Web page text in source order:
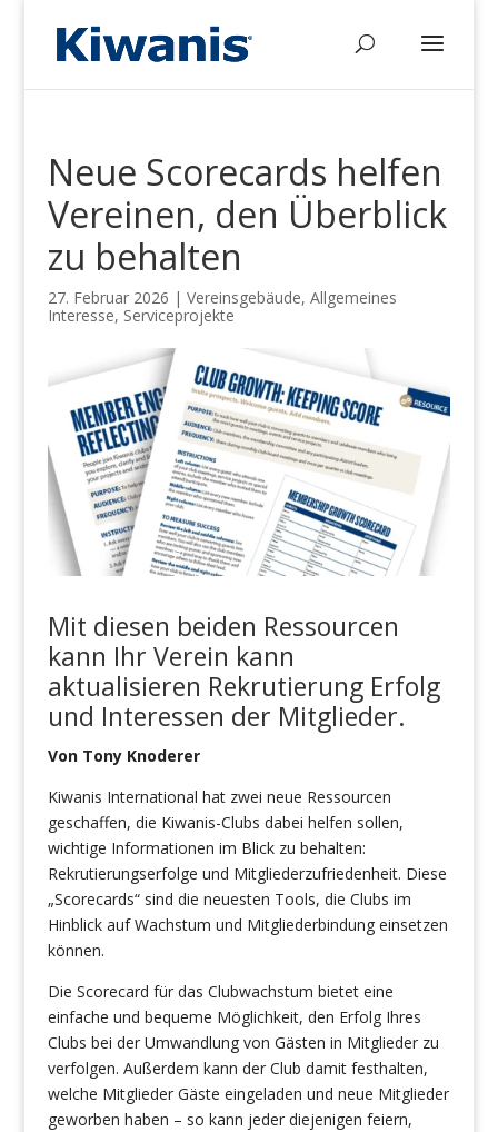
Neue Scorecards helfen
Vereinen, den Überblick
zu behalten
27. Februar 2026 | Vereinsgebäude, Allgemeines
Interesse, Serviceprojekte
Mit diesen beiden Ressourcen
kann Ihr Verein kann
aktualisieren RekrutierungErfolg
und Interessen der Mitglieder.
Von Tony Knoderer
Kiwanis International hat zwei neue Ressourcen
geschaffen, die Kiwanis-Clubs dabei helfen sollen,
wichtige Informationen im Blick zu behalten:
Rekrutierungserfolge und Mitgliederzufriedenheit. Diese
„Scorecards“ sind die neuesten Tools, die Clubs im
Hinblick auf Wachstum und Mitgliederbindung einsetzen
können.
Die Scorecard für das Clubwachstum bietet eine
einfache und bequeme Möglichkeit, den Erfolg Ihres
Clubs bei der Umwandlung von Gästen in Mitglieder zu
verfolgen. Außerdem kann der Club damit festhalten,
welche Mitglieder Gäste eingeladen und neue Mitglieder
geworben haben – so kann jeder diejenigen feiern,